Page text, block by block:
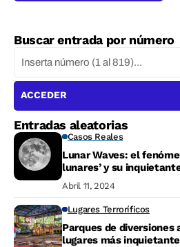
Buscar entrada por número
ACCEDER
Entradas aleatorias
Casos Reales
Lunar Waves: el
lunares’ y su
Abril 11, 2024
Lugares Terroríficos
Parques de diversiones
lugares más